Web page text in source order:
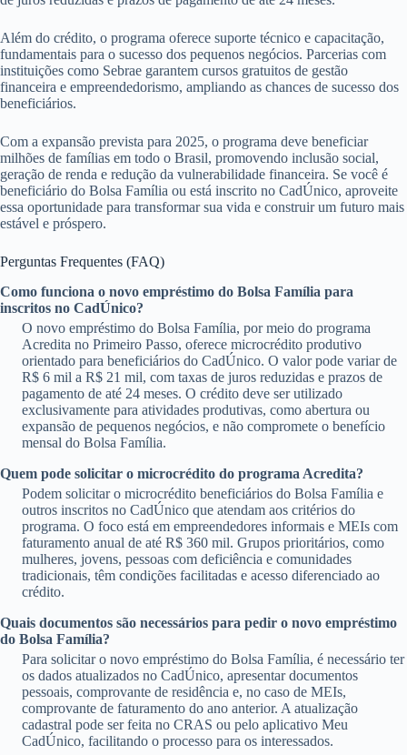
Além do crédito, o programa oferece suporte técnico e capacitação,
fundamentais para o sucesso dos pequenos negócios. Parcerias com
instituições como Sebrae garantem cursos gratuitos de gestão
financeira e empreendedorismo, ampliando as chances de sucesso dos
beneficiários.
Com a expansão prevista para 2025, o programa deve beneficiar
milhões de famílias em todo o Brasil, promovendo inclusão social,
geração de renda e redução da vulnerabilidade financeira. Se você é
beneficiário do Bolsa Família ou está inscrito no CadÚnico, aproveite
essa oportunidade para transformar sua vida e construir um futuro mais
estável e próspero.
Perguntas Frequentes (FAQ)
Como funciona o novo empréstimo do Bolsa Família para
inscritos no CadÚnico?
O novo empréstimo do Bolsa Família, por meio do programa
Acredita no Primeiro Passo, oferece microcrédito produtivo
orientado para beneficiários do CadÚnico. O valor pode variar de
R$ 6 mil a R$ 21 mil, com taxas de juros reduzidas e prazos de
pagamento de até 24 meses. O crédito deve ser utilizado
exclusivamente para atividades produtivas, como abertura ou
expansão de pequenos negócios, e não compromete o benefício
mensal do Bolsa Família.
Quem pode solicitar o microcrédito do programa Acredita?
Podem solicitar o microcrédito beneficiários do Bolsa Família e
outros inscritos no CadÚnico que atendam aos critérios do
programa. O foco está em empreendedores informais e MEIs com
faturamento anual de até R$ 360 mil. Grupos prioritários, como
mulheres, jovens, pessoas com deficiência e comunidades
tradicionais, têm condições facilitadas e acesso diferenciado ao
crédito.
Quais documentos são necessários para pedir o novo empréstimo
do Bolsa Família?
Para solicitar o novo empréstimo do Bolsa Família, é necessário ter
os dados atualizados no CadÚnico, apresentar documentos
pessoais, comprovante de residência e, no caso de MEIs,
comprovante de faturamento do ano anterior. A atualização
cadastral pode ser feita no CRAS ou pelo aplicativo Meu
CadÚnico, facilitando o processo para os interessados.